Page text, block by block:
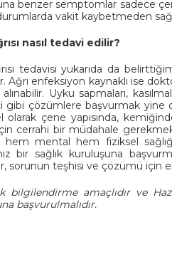
benzer semptomlar sadece
vakit kaybetmeden
nasıl tedavi edilir?
tedavisi yukarıda da
Ağrı enfeksiyon kaynaklı ise
Uyku sapmaları,
gibi çözümlere başvurmak yine
olarak çene yapısında,
cerrahi bir müdahale
hem mental hem fiziksel
bir sağlık kuruluşuna
sorunun teşhisi ve çözümü için
bilgilendirme amaçlıdır ve
başvurulmalıdır.